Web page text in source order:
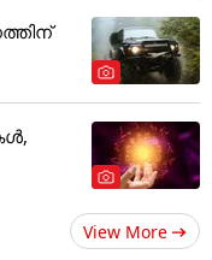
View More